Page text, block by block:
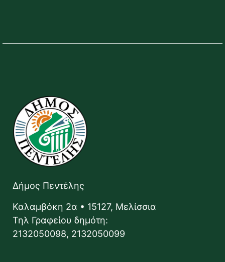
Δήμος Πεντέλης
Καλαμβόκη 2α • 15127, Μελίσσια
Τηλ Γραφείου δημότη:
2132050098, 2132050099